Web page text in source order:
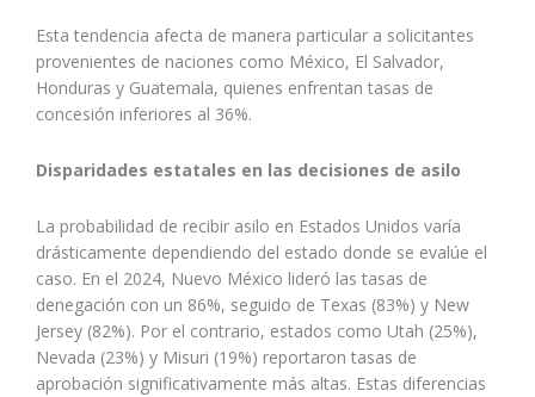
Esta tendencia afecta de manera particular a solicitantes
provenientes de naciones como México, El Salvador,
Honduras y Guatemala, quienes enfrentan tasas de
concesión inferiores al 36%.
Disparidades estatales en las decisiones de asilo
La probabilidad de recibir asilo en Estados Unidos varía
drásticamente dependiendo del estado donde se evalúe el
caso. En el 2024, Nuevo México lideró las tasas de
denegación con un 86%, seguido de Texas (83%) y New
Jersey (82%). Por el contrario, estados como Utah (25%),
Nevada (23%) y Misuri (19%) reportaron tasas de
aprobación significativamente más altas. Estas diferencias